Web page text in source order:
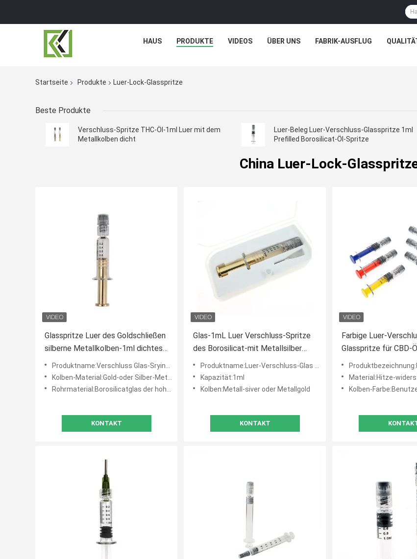
HAUS PRODUKTE VIDEOS ÜBER UNS FABRIK-AUSFLUG
Startseite Produkte Luer-Lock-Glasspritze
Beste Produkte
Verschluss-Spritze THC-Öl-1ml Luer mit dem
Metallkolben dicht
Luer-Beleg Luer-Verschluss-Glasspritze 1ml
Prefilled Borosilicat-Öl-Spritze
China Luer-Lock-
Glasspritze Luer des Goldschließen
silberne Metallkolben-1ml dichtes
zuProduktname:Verschluss Glas-Sryinge 1ml Luer
Kolben-Material:Gold-oder Silber-Metallkolben
Rohrmaterial:Borosilicatglas der hohen Qualität
KONTAKT
Glas-1mL Luer Verschluss-Spritze
des Borosilicat-mit Metallsilber
oder Metallgoldkolben
Produktname:Luer-Verschluss-Glas Sryinge
Kapazität:1ml
Kolben:Metall-siver oder Metallgold
KONTAKT
Farbige Luer-
Glasspritze für CBD-
kosmetisches Öl
Produktbezeichnung:Kappen-
Material:Hitze-
Kolben-